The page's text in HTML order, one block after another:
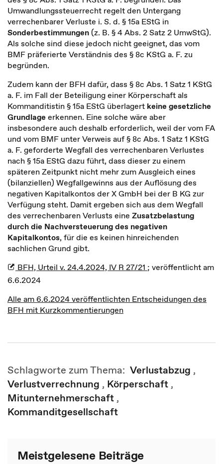
Umwandlungssteuerrecht regelt den Untergang
verrechenbarer Verluste i. S. d. § 15a EStG in
Sonderbestimmungen(z. B. § 4 Abs. 2 Satz 2 UmwStG).
Als solche sind diese jedoch nicht geeignet, das vom
BMF präferierte Verständnis des § 8c KStG a. F. zu
begründen.
Zudem kann der BFH dafür, dass § 8c Abs. 1 Satz 1 KStG
a. F. im Fall der Beteiligung einer Körperschaft als
Kommanditistin § 15a EStG überlagert keine gesetzliche
Grundlage erkennen. Eine solche wäre aber
insbesondere auch deshalb erforderlich, weil der vom FA
und vom BMF unter Verweis auf § 8c Abs. 1 Satz 1 KStG
a. F. geforderte Wegfall des verrechenbaren Verlustes
nach § 15a EStG dazu führt, dass dieser zu einem
späteren Zeitpunkt nicht mehr zum Ausgleich eines
(bilanziellen) Wegfallgewinns aus der Auflösung des
negativen Kapitalkontos der X GmbH bei der B KG zur
Verfügung steht. Damit ergeben sich aus dem Wegfall
des verrechenbaren Verlusts eine Zusatzbelastung
durch die Nachversteuerung des negativen
Kapitalkontos, für die es keinen hinreichenden
sachlichen Grund gibt.
BFH, Urteil v. 24.4.2024, IV R 27/21 ; veröffentlicht am
6.6.2024
Alle am 6.6.2024 veröffentlichten Entscheidungen des
BFH mit Kurzkommentierungen
Schlagworte zum Thema: Verlustabzug ,
Verlustverrechnung , Körperschaft ,
Mitunternehmerschaft ,
Kommanditgesellschaft
Meistgelesene Beiträge